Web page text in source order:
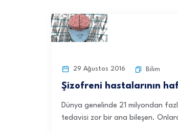
29 Ağustos 2016 Bilim
Şizofreni hastalarının
Dünya genelinde 21 milyondan
tedavisi zor bir ana bileşen.